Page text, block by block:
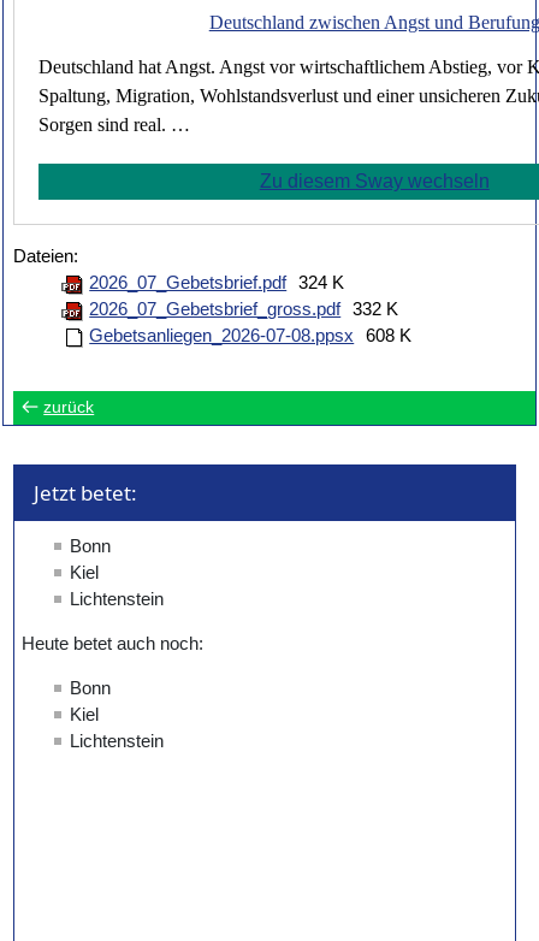
Deutschland zwischen Angst und Berufung
Deutschland hat Angst. Angst vor wirtschaftlichem Abstieg, vor
Spaltung, Migration, Wohlstandsverlust und einer unsicheren
Sorgen sind real. …
Zu diesem Sway wechseln
Dateien:
2026_07_Gebetsbrief.pdf 324 K
2026_07_Gebetsbrief_gross.pdf 332 K
Gebetsanliegen_2026-07-08.ppsx
608 K
zurück
Jetzt betet: